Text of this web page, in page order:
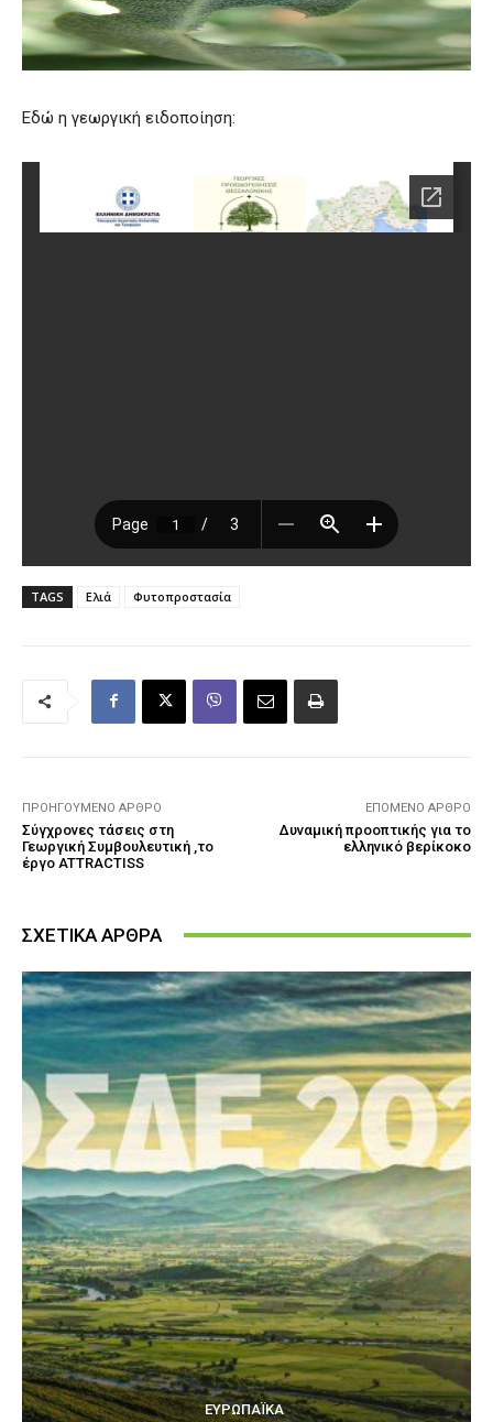
Εδώ η γεωργική ειδοποίηση:
TAGS Ελιά Φυτοπροστασία
ΠΡΟΗΓΟΎΜΕΝΟ ΆΡΘΡΟ
Σύγχρονες τάσεις στη
Γεωργική Συμβουλευτική ,το
έργο ATTRACTISS
ΕΠΌΜΕΝΟ ΆΡΘΡΟ
Δυναμική προοπτικής για το
ελληνικό βερίκοκο
ΣΧΕΤΙΚΑ ΑΡΘΡΑ
ΕΥΡΩΠΑΪΚΆ